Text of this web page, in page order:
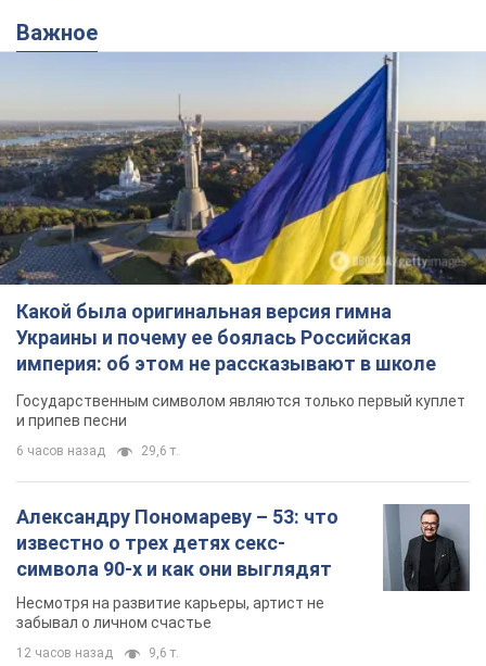
Важное
Какой была оригинальная версия гимна
Украины и почему ее боялась Российская
империя: об этом не рассказывают в школе
Государственным символом являются только первый куплет
и припев песни
6 часов назад 29,6 т.
Александру Пономареву – 53: что
известно о трех детях секс-
символа 90-х и как они выглядят
Несмотря на развитие карьеры, артист не
забывал о личном счастье
12 часов назад 9,6 т.